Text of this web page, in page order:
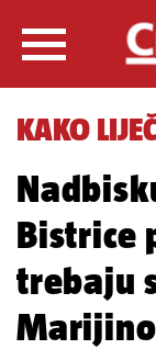
KAKO
Bistrice
trebaju